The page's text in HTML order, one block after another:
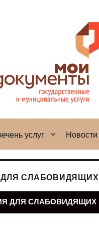
услуг Новости
СЛАБОВИДЯЩИХ
ДЛЯ СЛАБОВИДЯЩИХ